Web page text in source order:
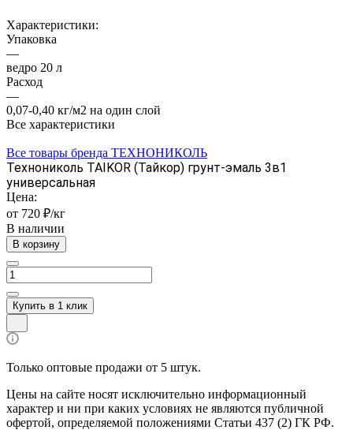
Характеристики:
Упаковка
—
ведро 20 л
Расход
—
0,07-0,40 кг/м2 на один слой
Все характеристики
Все товары бренда ТЕХНОНИКОЛЬ
Технониколь TAIKOR (Тайкор) грунт-эмаль 3в1
универсальная
Цена:
от 720 ₽/кг
В наличии
В корзину
Купить в 1 клик
Только оптовые продажи от 5 штук.
Цены на сайте носят исключительно информационный
характер и ни при каких условиях не являются публичной
офертой, определяемой положениями Статьи 437 (2) ГК РФ.